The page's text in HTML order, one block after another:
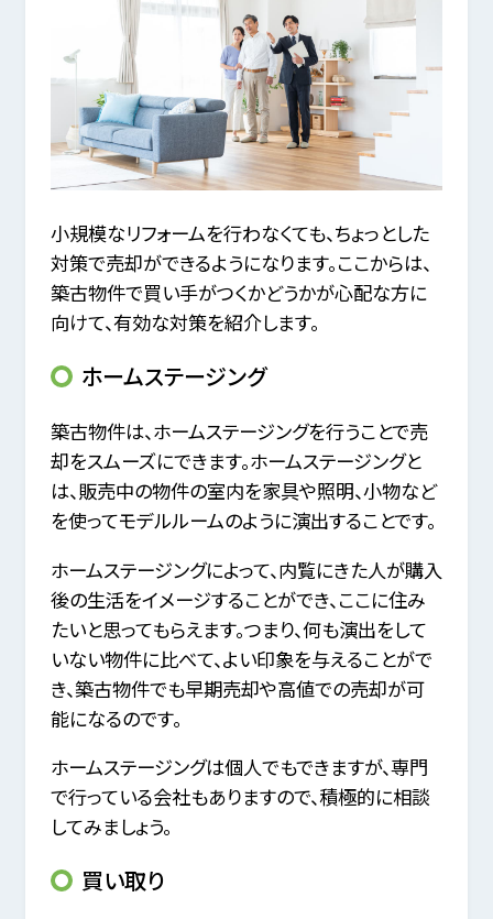
小規模なリフォームを行わなくても、ちょっとした
対策で売却ができるようになります。ここからは、
築古物件で買い手がつくかどうかが心配な方に
向けて、有効な対策を紹介します。
ホームステージング
築古物件は、ホームステージングを行うことで売
却をスムーズにできます。ホームステージングと
は、販売中の物件の室内を家具や照明、小物など
を使ってモデルルームのように演出することです。
ホームステージングによって、内覧にきた人が購入
後の生活をイメージすることができ、ここに住み
たいと思ってもらえます。つまり、何も演出をして
いない物件に比べて、よい印象を与えることがで
き、築古物件でも早期売却や高値での売却が可
能になるのです。
ホームステージングは個人でもできますが、専門
で行っている会社もありますので、積極的に相談
してみましょう。
買い取り